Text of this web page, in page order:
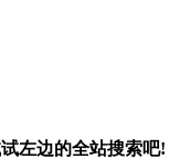
左边的全站搜索吧!